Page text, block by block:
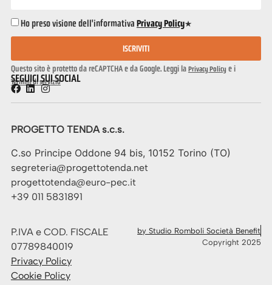
Ho preso visione dell'informativa Privacy Policy*
Questo sito è protetto da reCAPTCHA e da Google. Leggi la Privacy Policy e i
Termini di servizio
ISCRIVITI
SEGUICI SUI SOCIAL
PROGETTO TENDA s.c.s.
C.so Principe Oddone 94 bis, 10152 Torino (TO)
segreteria@progettotenda.net
progettotenda@euro-pec.it
+39 011 5831891
P.IVA e COD. FISCALE
07789840019
Privacy Policy
Cookie Policy
by Studio Romboli Società Benefit
Copyright 2025